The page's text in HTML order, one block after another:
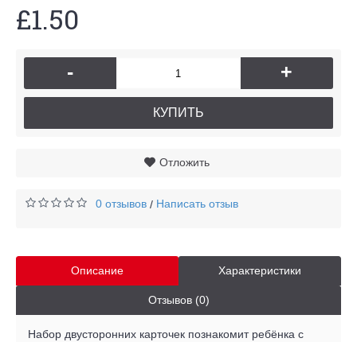
£1.50
- +
КУПИТЬ
Отложить
0 отзывов / Написать отзыв
Описание Характеристики
Отзывов (0)
Набор двусторонних карточек познакомит ребёнка с